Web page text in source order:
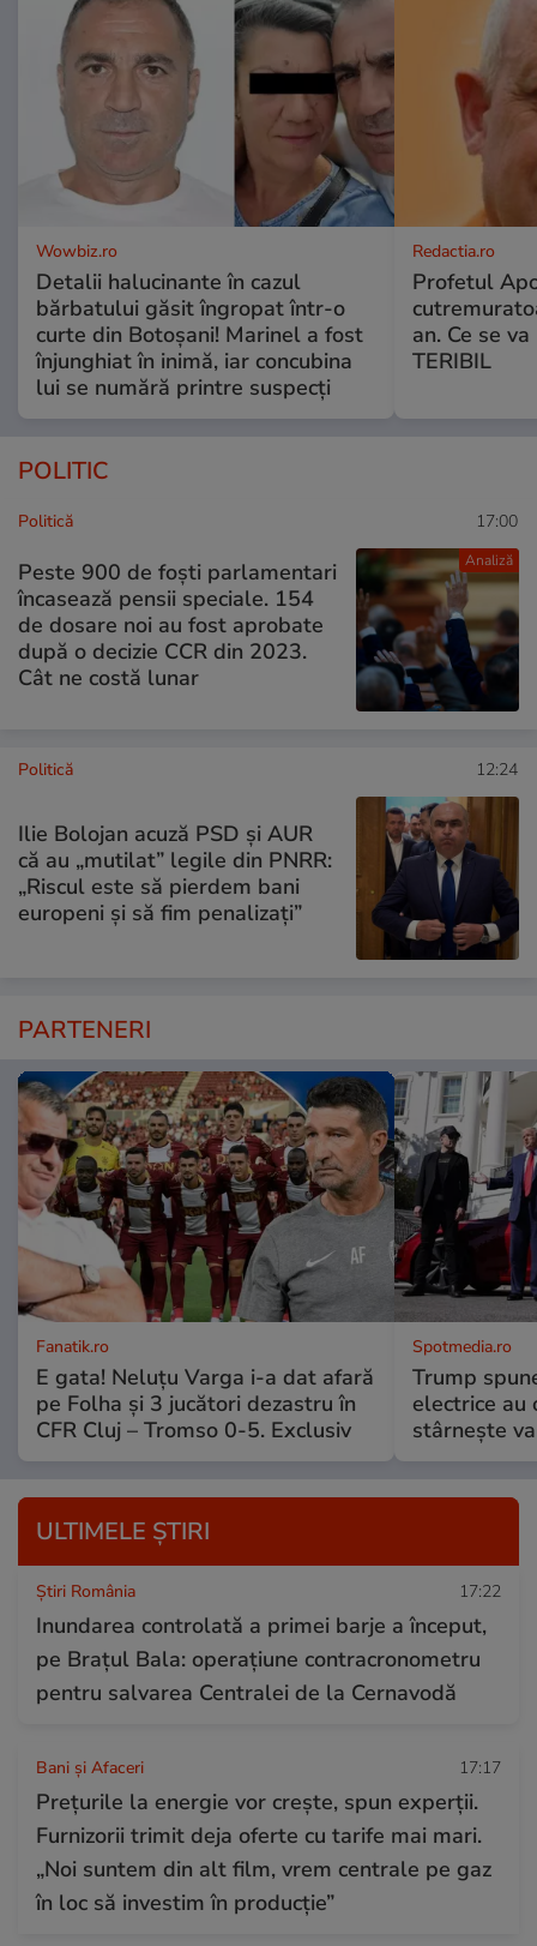
Wowbiz.ro
Detalii halucinante în cazul
bărbatului găsit îngropat într-o
curte din Botoșani! Marinel a fost
înjunghiat în inimă, iar concubina
lui se numără printre suspecți
Redactia.ro
Profetul
an. Ce se
TERIBIL
POLITIC
Analiză
Politică 17:00
Peste 900 de foști parlamentari
încasează pensii speciale. 154
de dosare noi au fost aprobate
după o decizie CCR din 2023.
Cât ne costă lunar
Politică 12:24
Ilie Bolojan acuză PSD și AUR
că au „mutilat” legile din PNRR:
„Riscul este să pierdem bani
europeni și să fim penalizați”
PARTENERI
Fanatik.ro
E gata! Neluțu Varga i-a dat afară
pe Folha și 3 jucători dezastru în
CFR Cluj – Tromso 0-5. Exclusiv
Spotmedia.ro
Trump
electrice au
stârnește
ULTIMELE ȘTIRI
Știri România 17:22
Inundarea controlată a primei barje a început,
pe Brațul Bala: operațiune contracronometru
pentru salvarea Centralei de la Cernavodă
Bani și Afaceri 17:17
Prețurile la energie vor crește, spun experții.
Furnizorii trimit deja oferte cu tarife mai mari.
„Noi suntem din alt film, vrem centrale pe gaz
în loc să investim în producție”